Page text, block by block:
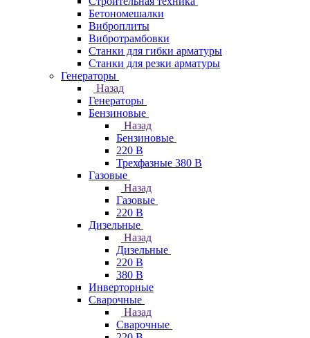
Бетономешалки
Виброплиты
Вибротрамбовки
Станки для гибки арматуры
Станки для резки арматуры
Генераторы
Назад
Генераторы
Бензиновые
Назад
Бензиновые
220 В
Трехфазные 380 В
Газовые
Назад
Газовые
220 В
Дизельные
Назад
Дизельные
220 В
380 В
Инверторные
Сварочные
Назад
Сварочные